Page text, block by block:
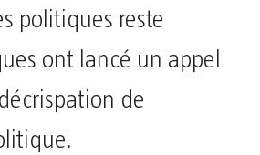
politiques reste
ont lancé un appel
de